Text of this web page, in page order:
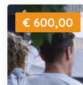
€ 600,00